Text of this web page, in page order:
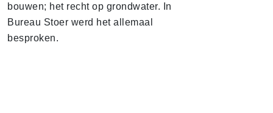
bouwen; het recht op grondwater. In
Bureau Stoer werd het allemaal
besproken.